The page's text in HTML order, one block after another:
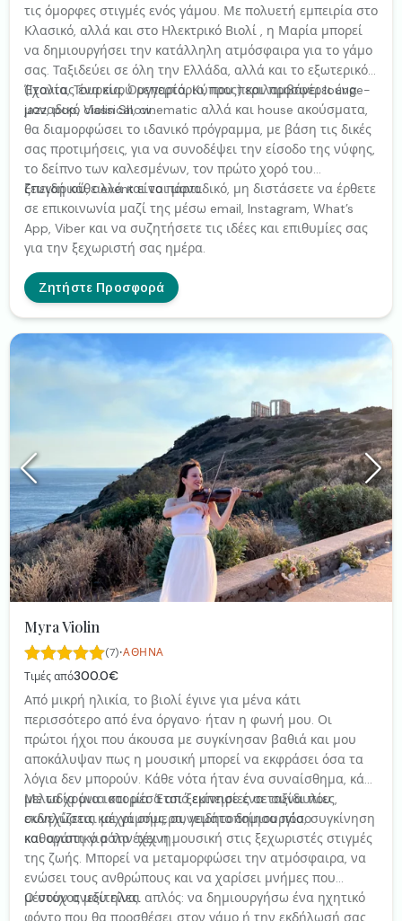
τις όμορφες στιγμές ενός γάμου. Με πολυετή εμπειρία στο
Κλασικό, αλλά και στο Ηλεκτρικό Βιολί , η Μαρία μπορεί
να δημιουργήσει την κατάλληλη ατμόσφαιρα για το γάμο
σας. Ταξιδεύει σε όλη την Ελλάδα, αλλά και το εξωτερικό
(Ιταλία, Τουρκία, Ουγγαρία, Κύπρος) και προσφέρει ένα
μοναδικό Violin Show.
Έχοντας ένα ευρύ ρεπερτόριο, που περιλαμβάνει lounge-
jazz, pop, classical, cinematic αλλά και house ακούσματα,
θα διαμορφώσει το ιδανικό πρόγραμμα, με βάση τις δικές
σας προτιμήσεις, για να συνοδέψει την είσοδο της νύφης,
το δείπνο των καλεσμένων, τον πρώτο χορό του
ζευγαριού, αλλά και το πάρτι.
Επειδή κάθε event είναι μοναδικό, μη διστάσετε να έρθετε
σε επικοινωνία μαζί της μέσω email, Instagram, What’s
App, Viber και να συζητήσετε τις ιδέες και επιθυμίες σας
για την ξεχωριστή σας ημέρα.
Ζητήστε Προσφορά
Myra Violin
(7)·ΑΘΉΝΑ
Τιμές από300.0€
Από μικρή ηλικία, το βιολί έγινε για μένα κάτι
περισσότερο από ένα όργανο· ήταν η φωνή μου. Οι
πρώτοι ήχοι που άκουσα με συγκίνησαν βαθιά και μου
αποκάλυψαν πως η μουσική μπορεί να εκφράσει όσα τα
λόγια δεν μπορούν. Κάθε νότα ήταν ένα συναίσθημα, κάθε
μελωδία μια ιστορία. Έτσι ξεκίνησε ένα ταξίδι που
συνεχίζεται μέχρι σήμερα, γεμάτο δημιουργία, συγκίνηση
και αγάπη για την τέχνη.
Με τα χρόνια και μέσα από εμπειρίες σε συναυλίες,
εκδηλώσεις και γάμους, συνειδητοποίησα πόσο
καθοριστικό ρόλο έχει η μουσική στις ξεχωριστές στιγμές
της ζωής. Μπορεί να μεταμορφώσει την ατμόσφαιρα, να
ενώσει τους ανθρώπους και να χαρίσει μνήμες που
μένουν ανεξίτηλες.
Ο στόχος μου είναι απλός: να δημιουργήσω ένα ηχητικό
φόντο που θα προσθέσει στον γάμο ή την εκδήλωσή σας